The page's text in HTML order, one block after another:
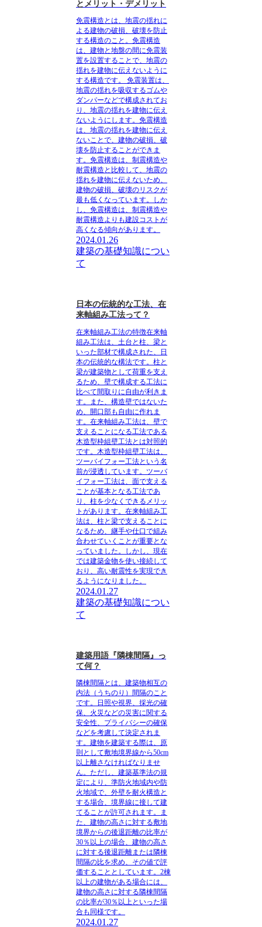
とメリット・デメリット
免震構造とは、地震の揺れに
よる建物の破損、破壊を防止
する構造のこと。免震構造
は、建物と地盤の間に免震装
置を設置することで、地震の
揺れを建物に伝えないように
する構造です。
免震装置は、
地震の揺れを吸収するゴムや
ダンパーなどで構成されてお
り、地震の揺れを建物に伝え
ないようにします。免震構造
は、地震の揺れを建物に伝え
ないことで、建物の破損、破
壊を防止することができま
す。免震構造は、制震構造や
耐震構造と比較して、地震の
揺れを建物に伝えないため、
建物の破損、破壊のリスクが
最も低くなっています。しか
し、免震構造は、制震構造や
耐震構造よりも建設コストが
高くなる傾向があります。
2024.01.26
建築の基礎知識につい
て
日本の伝統的な工法、在
来軸組み工法って？
在来軸組み工法の特徴在来軸
組み工法は、土台と柱、梁と
いった部材で構成された、日
本の伝統的な構法です。柱と
梁が建築物として荷重を支え
るため、壁で構成する工法に
比べて間取りに自由が利きま
す。また、構造壁ではないた
め、開口部も自由に作れま
す。在来軸組み工法は、壁で
支えることになる工法である
木造型枠組壁工法とは対照的
です。木造型枠組壁工法は、
ツーバイフォー工法という名
前が浸透しています。ツーバ
イフォー工法は、面で支える
ことが基本となる工法であ
り、柱を少なくできるメリッ
トがあります。在来軸組み工
法は、柱と梁で支えることに
なるため、継手や仕口で組み
合わせていくことが重要とな
っていました。しかし、現在
では建築金物を使い接続して
おり、高い耐震性を実現でき
るようになりました。
2024.01.27
建築の基礎知識につい
て
建築用語『隣棟間隔』っ
て何？
隣棟間隔とは、 建築物相互の
内法（うちのり）間隔のこと
です。日照や視界、採光の確
保、火災などの災害に関する
安全性、プライバシーの確保
などを考慮して決定されま
す。建物を建築する際は、原
則として敷地境界線から50cm
以上離さなければなりませ
ん。ただし、建築基準法の規
定により、準防火地域内や防
火地域で、外壁を耐火構造と
する場合、境界線に接して建
てることが許可されます。
ま
た、建物の高さに対する敷地
境界からの後退距離の比率が
30％以上の場合、建物の高さ
に対する後退距離または隣棟
間隔の比を求め、その値で評
価することとしています。 2棟
以上の建物がある場合には、
建物の高さに対する隣棟間隔
の比率が30％以上といった場
合も同様です。
2024.01.27